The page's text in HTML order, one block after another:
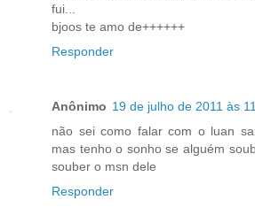
fui...
bjoos te amo de++++++
Responder
Anônimo 19 de julho de 2011 às
não sei como falar com o luan
mas tenho o sonho se alguém
souber o msn dele
Responder